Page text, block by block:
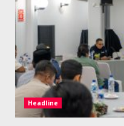
Headline